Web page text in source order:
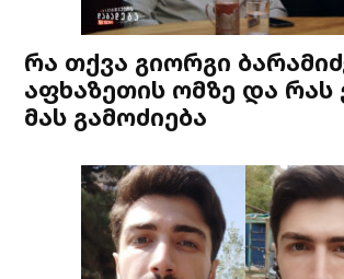
რა თქვა გიორგი
აფხაზეთის ომზე და რას
მას გამოძიება